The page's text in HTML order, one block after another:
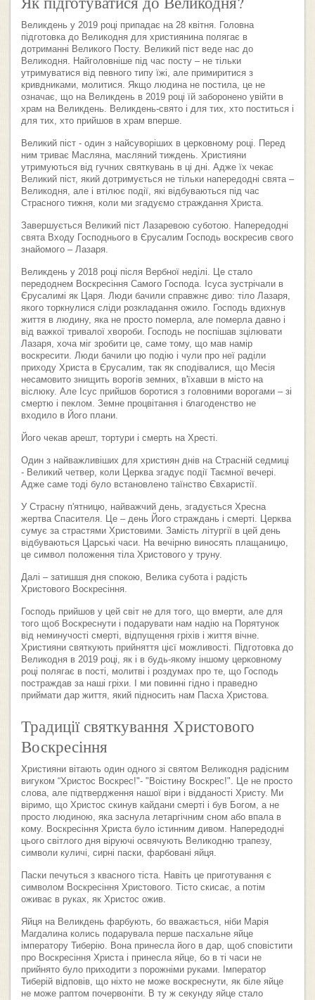
Великдень у 2019 році припадає на 28 квітня. Головна
підготовка до Великодня для християнина полягає в
дотриманні Великого Посту. Великий піст веде нас до
Великодня. Найголовніше під час посту – не тільки
утримуватися від певного типу їжі, але примиритися з
кривдниками, молитися. Якщо людина не постила, це не
означає, що на Великдень в 2019 році їй заборонено увійти в
храм на Великдень. Великдень-свято і для тих, хто поститься і
для тих, хто прийшов в храм вперше.
Великий піст - один з найсуворіших в церковному році. Перед
ним триває Масляна, масляний тиждень. Християни
утримуються від гучних святкувань в ці дні. Адже їх чекає
Великий піст, який дотримується не тільки напередодні свята –
Великодня, але і втілює події, які відбуваються під час
Страсного тижня, коли ми згадуємо страждання Христа.
Завершується Великий піст Лазаревою суботою. Напередодні
свята Входу Господнього в Єрусалим Господь воскресив свого
знайомого – Лазаря.
Великдень у 2018 році після Вербної неділі. Це стало
передоднем Воскресіння Самого Господа. Ісуса зустрічали в
Єрусалимі як Царя. Люди бачили справжнє диво: тіло Лазаря,
якого торкнулися сліди розкладання ожило. Господь вдихнув
життя в людину, яка не просто померла, але померла давно і
від важкої тривалої хвороби. Господь не поспішав зцілювати
Лазаря, хоча міг зробити це, саме тому, що мав намір
воскресити. Люди бачили цю подію і чули про неї раділи
приходу Христа в Єрусалим, так як сподівалися, що Месія
несамовито знищить ворогів земних, в'їхавши в місто на
віслюку. Але Ісус прийшов боротися з головними ворогами – зі
смертю і пеклом. Земне процвітання і благоденство не
входило в Його плани.
Його чекав арешт, тортури і смерть на Хресті.
Один з найважливіших для християн днів на Страсній седмиці
- Великий четвер, коли Церква згадує події Таємної вечері.
Адже саме тоді було встановлено таїнство Євхаристії.
У Страсну п'ятницю, найважчий день, згадується Хресна
жертва Спасителя. Це – день Його страждань і смерті. Церква
сумує за страстями Христовими. Замість літургії в цей день
відбуваються Царські часи. На вечірню виносять плащаницю,
це символ положення тіла Христового у труну.
Далі – затишшя дня спокою, Велика субота і радість
Христового Воскресіння.
Господь прийшов у цей світ не для того, що вмерти, але для
того щоб Воскреснути і подарувати нам надію на Порятунок
від неминучості смерті, відпущення гріхів і життя вічне.
Християни святкують прийняття цієї можливості. Підготовка до
Великодня в 2019 році, як і в будь-якому іншому церковному
році полягає в пості, молитві і роздумах про те, що Господь
постраждав за наші гріхи. І ми повинні гідно і праведно
приймати дар життя, який підносить нам Пасха Христова.
Традиції святкування Христового
Воскресіння
Християни вітають один одного зі святом Великодня радісним
вигуком “Христос Воскрес!"- "Воістину Воскрес!". Це не просто
слова, але підтвердження нашої віри і відданості Христу. Ми
віримо, що Христос скинув кайдани смерті і був Богом, а не
просто людиною, яка заснула летаргічним сном або впала в
кому. Воскресіння Христа було істинним дивом. Напередодні
цього світлого дня віруючі освячують Великодню трапезу,
символи куличі, сирні паски, фарбовані яйця.
Паски печуться з квасного тіста. Навіть це приготування є
символом Воскресіння Христового. Тісто скисає, а потім
оживає в руках, як Христос ожив.
Яйця на Великдень фарбують, бо вважається, ніби Марія
Магдалина колись подарувала перше пасхальне яйце
імператору Тиберію. Вона принесла його в дар, щоб сповістити
про Воскресіння Христа і принесла яйце, бо в ті часи не
прийнято було приходити з порожніми руками. Імператор
Тиберій відповів, що ніхто не може воскреснути, як біле яйце
не може раптом почервоніти. В ту ж секунду яйце стало